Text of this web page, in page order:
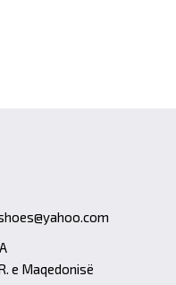
e Maqedonisë